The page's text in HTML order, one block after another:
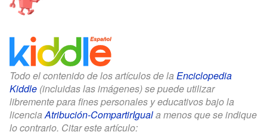
Todo el contenido de los artículos de la Enciclopedia
Kiddle (incluidas las imágenes) se puede utilizar
libremente para fines personales y educativos bajo la
licenciaAtribución-CompartirIguala menos que se indique
lo contrario. Citar este artículo: